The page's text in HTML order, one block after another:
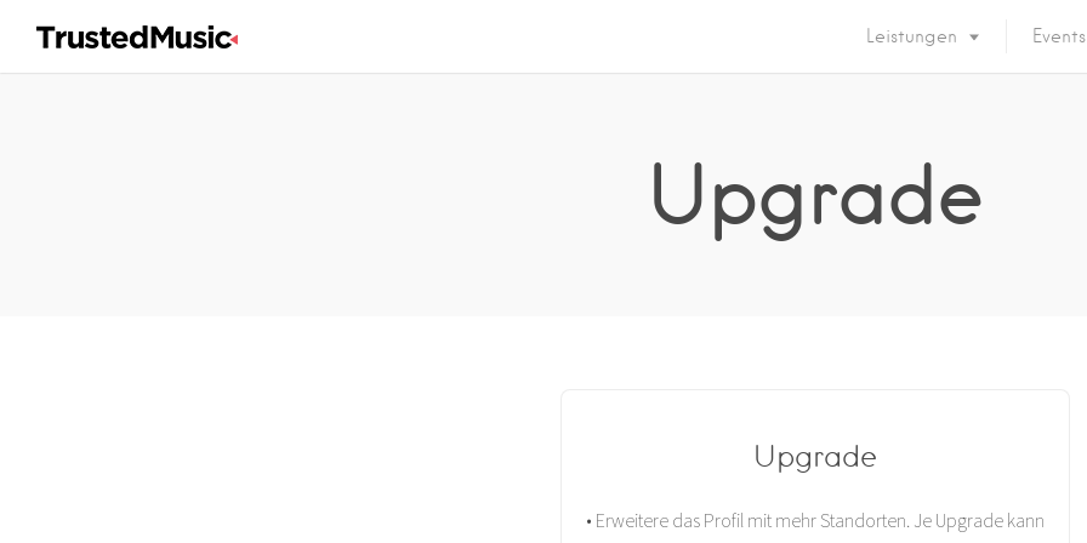
Leistungen Events
Upgrade
Upgrade
• Erweitere das Profil mit mehr Standorten. Je Upgrade kann